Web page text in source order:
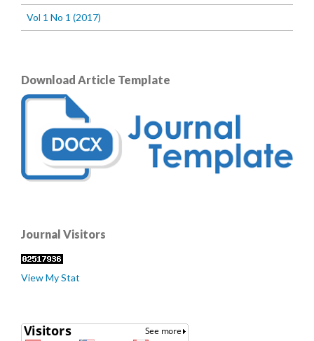
Vol 1 No 1 (2017)
Download Article Template
Journal Visitors
View My Stat